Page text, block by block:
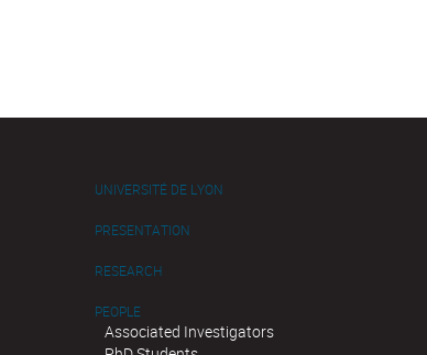
UNIVERSITÉ DE LYON
PRESENTATION
RESEARCH
PEOPLE
Associated Investigators